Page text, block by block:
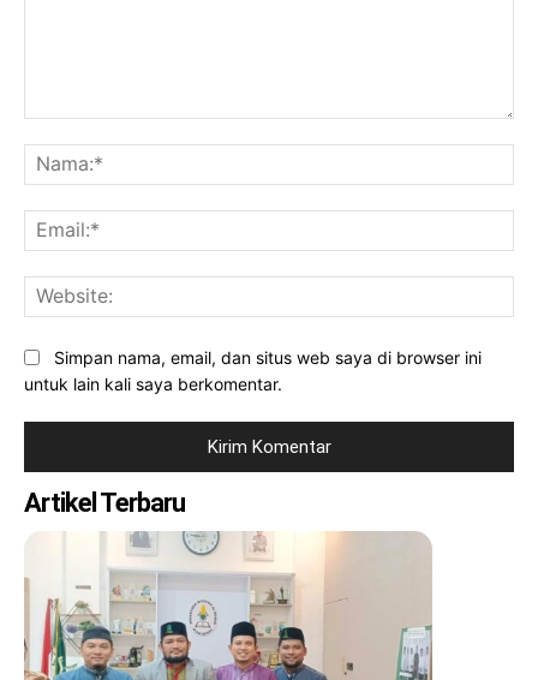
Simpan nama, email, dan situs web saya di browser ini
untuk lain kali saya berkomentar.
Artikel Terbaru